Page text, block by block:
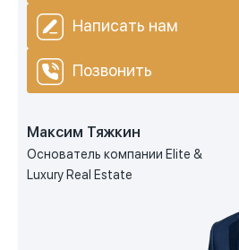
Написать нам
Позвонить
Максим Тяжкин
Основатель компании Elite &
Luxury Real Estate